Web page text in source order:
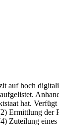
auf hoch
hat.
Ermittlung der
Zuteilung eines